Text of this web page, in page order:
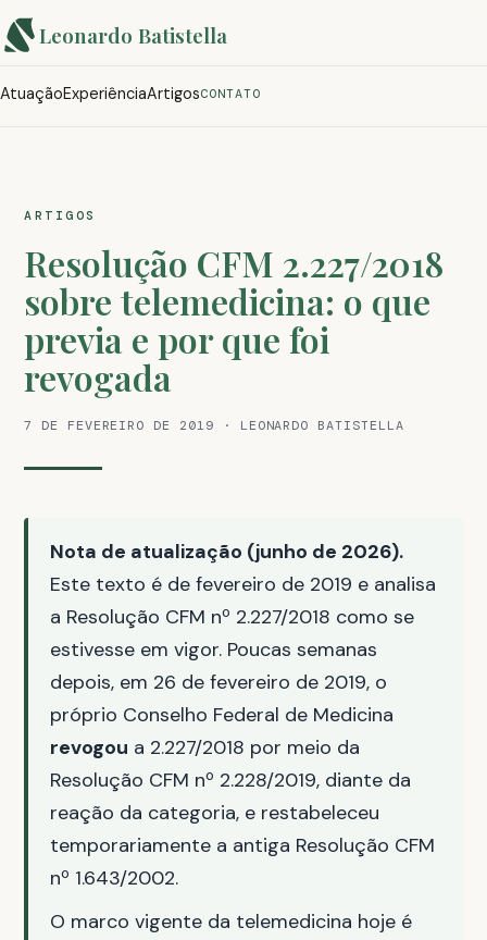
Leonardo Batistella
AtuaçãoExperiênciaArtigosCONTATO
ARTIGOS
Resolução CFM 2.227/2018
sobre telemedicina: o que
previa e por que foi
revogada
7 DE FEVEREIRO DE 2019 · LEONARDO BATISTELLA
Nota de atualização (junho de 2026).
Este texto é de fevereiro de 2019 e analisa
a Resolução CFM nº 2.227/2018 como se
estivesse em vigor. Poucas semanas
depois, em 26 de fevereiro de 2019, o
próprio Conselho Federal de Medicina
revogou a 2.227/2018 por meio da
Resolução CFM nº 2.228/2019, diante da
reação da categoria, e restabeleceu
temporariamente a antiga Resolução CFM
nº 1.643/2002.
O marco vigente da telemedicina hoje é